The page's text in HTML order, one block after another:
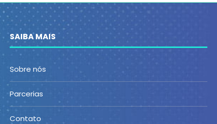
SAIBA MAIS
Sobre nós
Parcerias
Contato